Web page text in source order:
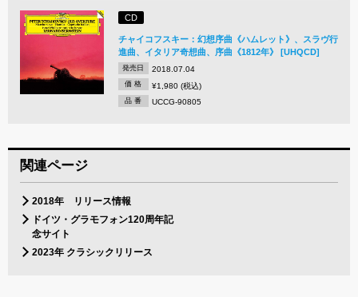
CD
チャイコフスキー：幻想序曲《ハムレット》、スラヴ行
進曲、イタリア奇想曲、序曲《1812年》 [UHQCD]
発売日 2018.07.04
価 格 ¥1,980 (税込)
品 番 UCCG-90805
関連ページ
2018年 リリース情報
ドイツ・グラモフォン120周年記
念サイト
2023年 クラシックリリース